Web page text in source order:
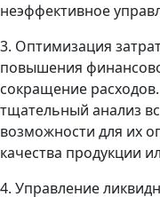
неэффективное
3. Оптимизация
повышения
сокращение
тщательный анализ
возможности для их
качества продукции
4. Управление